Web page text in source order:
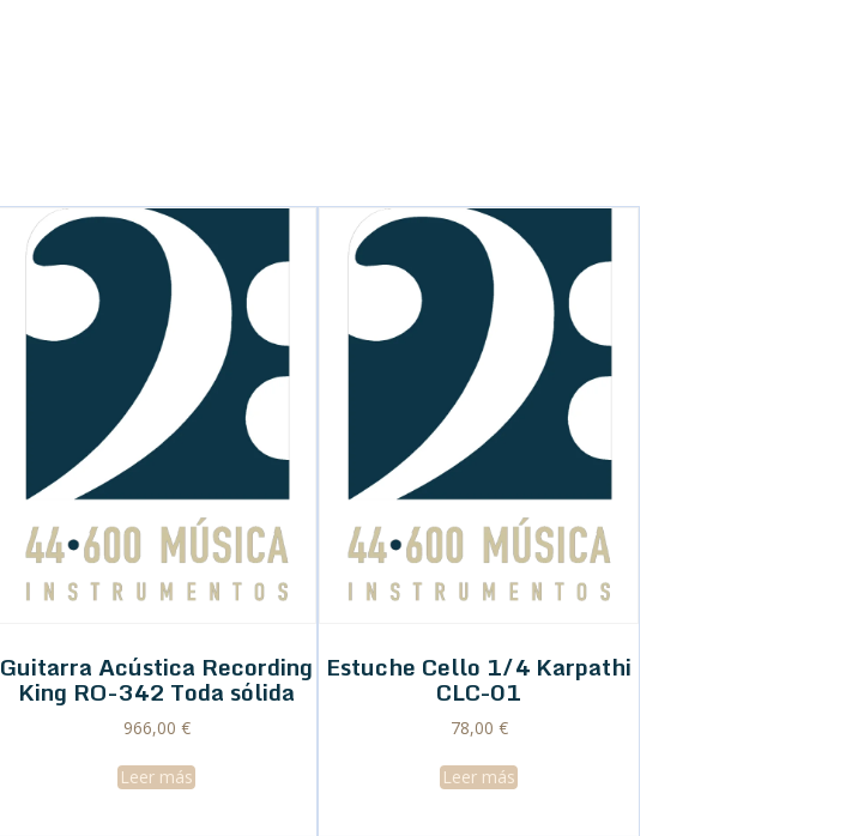
Guitarra Acústica Recording
King RO-342 Toda sólida
966,00 €
Leer más
Estuche Cello 1/4 Karpathi
CLC-01
78,00 €
Leer más